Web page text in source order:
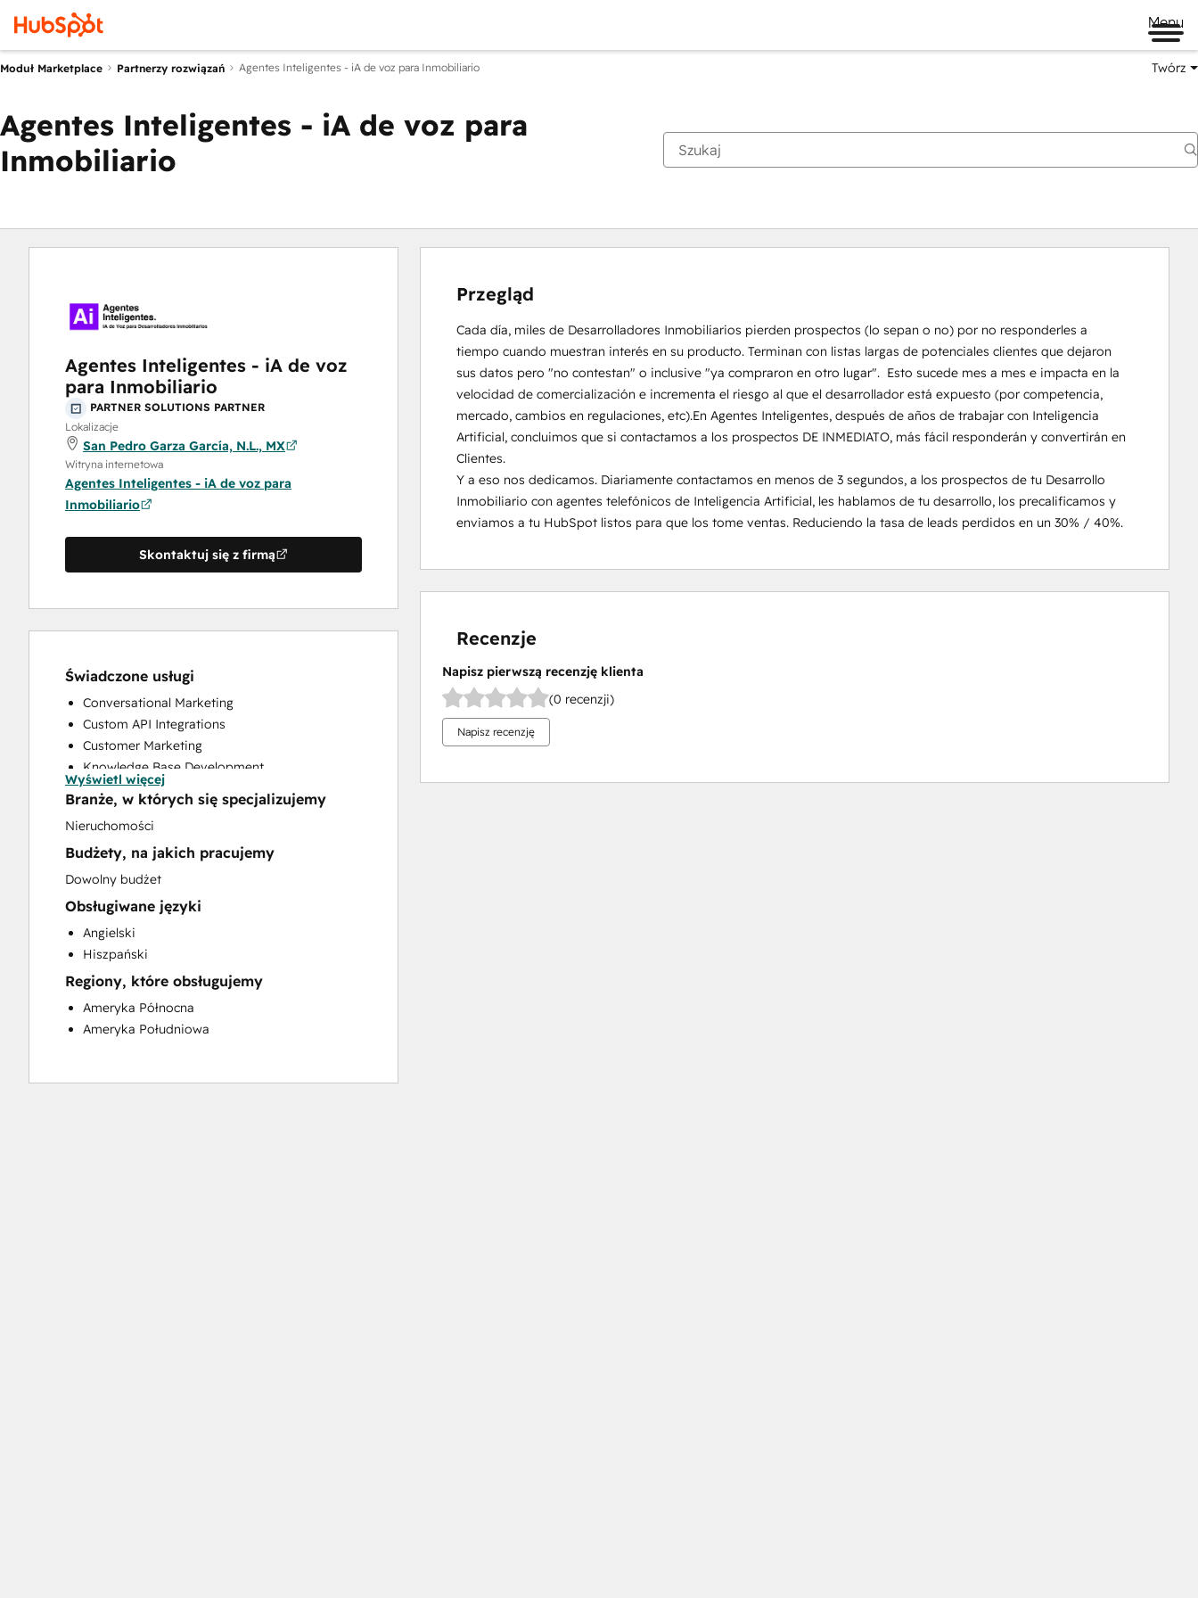
Menu
Moduł Marketplace Partnerzy rozwiązań Agentes Inteligentes - iA de voz para Inmobiliario Twórz
Agentes Inteligentes - iA de voz para
Inmobiliario
Agentes Inteligentes - iA de voz
para Inmobiliario
PARTNER SOLUTIONS PARTNER
Lokalizacje
San Pedro Garza García, N.L., MX
Witryna internetowa
Agentes Inteligentes - iA de voz para
Inmobiliario
Skontaktuj się z firmą
Świadczone usługi
Conversational Marketing
Custom API Integrations
Customer Marketing
Knowledge Base Development
Programmable Automation
Sales and Marketing Alignment
Website Development
Wyświetl więcej
Branże, w których się specjalizujemy
Nieruchomości
Budżety, na jakich pracujemy
Dowolny budżet
Obsługiwane języki
Angielski
Hiszpański
Regiony, które obsługujemy
Ameryka Północna
Ameryka Południowa
Przegląd
Cada día, miles de Desarrolladores Inmobiliarios pierden prospectos (lo sepan o no) por no responderles a
tiempo cuando muestran interés en su producto. Terminan con listas largas de potenciales clientes que dejaron
sus datos pero "no contestan" o inclusive "ya compraron en otro lugar".  Esto sucede mes a mes e impacta en la
velocidad de comercialización e incrementa el riesgo al que el desarrollador está expuesto (por competencia,
mercado, cambios en regulaciones, etc).En Agentes Inteligentes, después de años de trabajar con Inteligencia
Artificial, concluimos que si contactamos a los prospectos DE INMEDIATO, más fácil responderán y convertirán en
Clientes.
Y a eso nos dedicamos. Diariamente contactamos en menos de 3 segundos, a los prospectos de tu Desarrollo
Inmobiliario con agentes telefónicos de Inteligencia Artificial, les hablamos de tu desarrollo, los precalificamos y
enviamos a tu HubSpot listos para que los tome ventas. Reduciendo la tasa de leads perdidos en un 30% / 40%.
Recenzje
Napisz pierwszą recenzję klienta
(0 recenzji)
Napisz recenzję